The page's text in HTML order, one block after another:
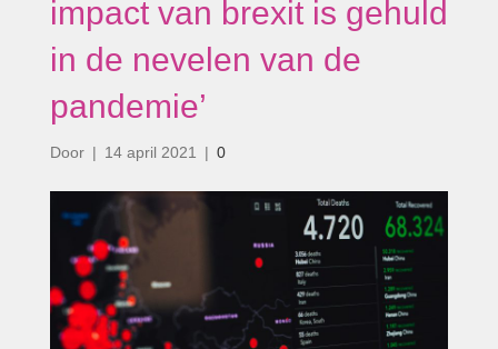
impact van brexit is gehuld
in de nevelen van de
pandemie’
Door | 14 april 2021 | 0